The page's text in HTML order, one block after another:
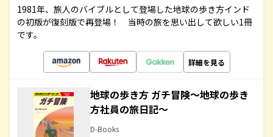
1981年、旅人のバイブルとして登場した地球の歩き方インド
の初版が復刻版で再登場！ 当時の旅を思い出して欲しい1冊
です。
詳細を見る
地球の歩き方 ガチ冒険～地球の歩き
方社員の旅日記～
D-Books